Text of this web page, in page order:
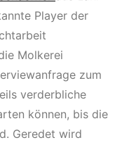
Player der
Molkerei
zum
verderbliche
können, bis die
Geredet wird